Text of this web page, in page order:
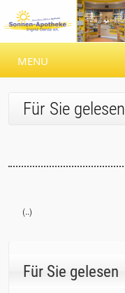
MENU
Für Sie gelesen
(..)
Für Sie gelesen